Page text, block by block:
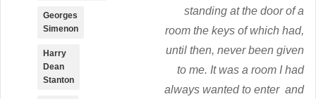
standing at the door of a
room the keys of which had,
until then, never been given
to me. It was a room I had
always wanted to enter and
Georges
Simenon
Harry
Dean
Stanton